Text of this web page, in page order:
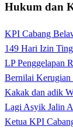
Hukum dan
KPI Cabang
149 Hari Izin
LP Penggelapan
Bernilai Kerugian
Kakak dan adik
Lagi Asyik Jalin
Ketua KPI